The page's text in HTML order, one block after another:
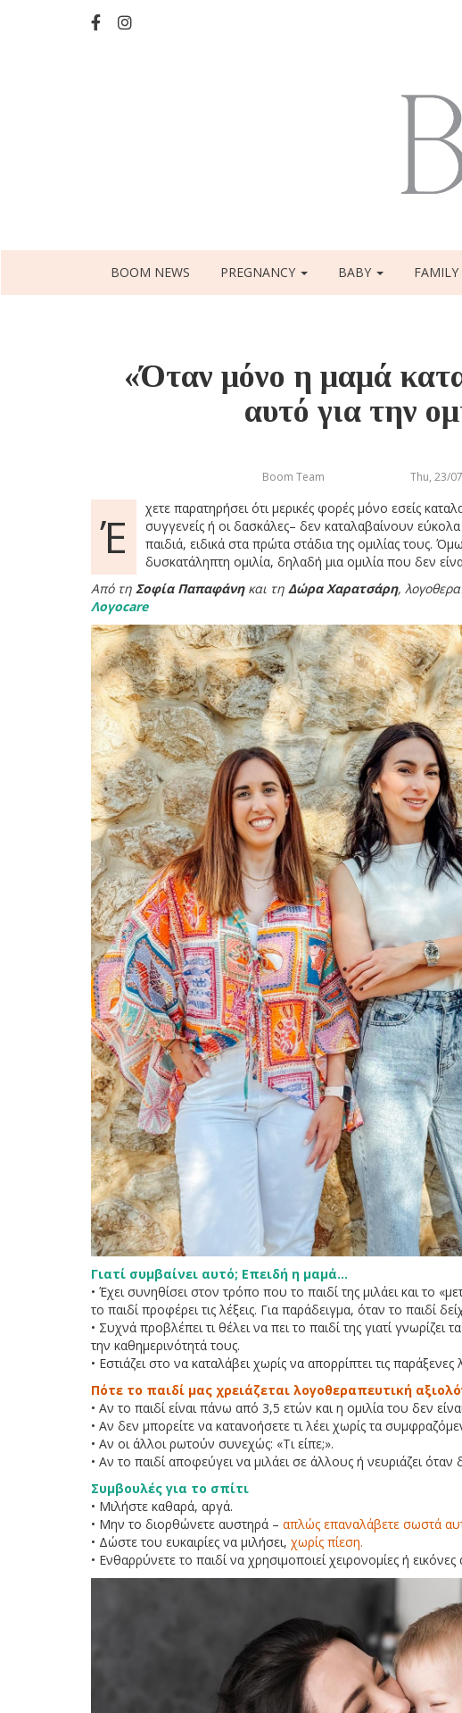
navigation
BOOM NEWS PREGNANCY BABY FAMILY
«Όταν μόνο η μαμά
αυτό για την
Boom Team Thu, 23/
Έ
χετε παρατηρήσει ότι μερικές φορές μόνο εσείς
συγγενείς ή οι δασκάλες– δεν καταλαβαίνουν
παιδιά, ειδικά στα πρώτα στάδια της ομιλίας τους.
δυσκατάληπτη ομιλία, δηλαδή μια ομιλία που δεν
Από τη Σοφία Παπαφάνηκαι τη Δώρα Χαρατσάρη,
Λογοcare
Γιατί συμβαίνει αυτό; Επειδή η μαμά…
• Έχει συνηθίσει στον τρόπο που το παιδί της μιλάει και το
το παιδί προφέρει τις λέξεις. Για παράδειγμα, όταν το παιδί
• Συχνά προβλέπει τι θέλει να πει το παιδί της γιατί γνωρίζει
την καθημερινότητά τους.
• Εστιάζει στο να καταλάβει χωρίς να απορρίπτει τις παράξενες
Πότε το παιδί μας χρειάζεται λογοθεραπευτική
• Αν το παιδί είναι πάνω από 3,5 ετών και η ομιλία του δεν
• Αν δεν μπορείτε να κατανοήσετε τι λέει χωρίς τα
• Αν οι άλλοι ρωτούν συνεχώς: «Τι είπε;».
• Αν το παιδί αποφεύγει να μιλάει σε άλλους ή νευριάζει όταν
Συμβουλές για το σπίτι
• Μιλήστε καθαρά, αργά.
• Μην το διορθώνετε αυστηρά – απλώς επαναλάβετε σωστά
• Δώστε του ευκαιρίες να μιλήσει, χωρίς πίεση.
• Ενθαρρύνετε το παιδί να χρησιμοποιεί χειρονομίες ή